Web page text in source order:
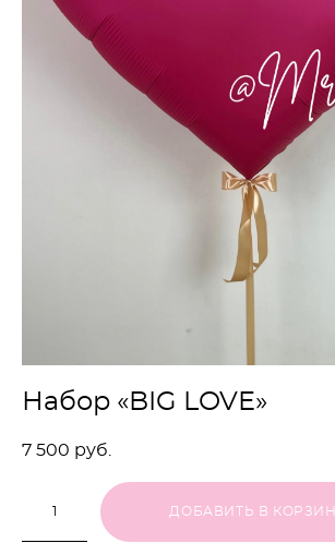
Набор «BIG LOVE»
7 500 pуб.
ДОБАВИТЬ В